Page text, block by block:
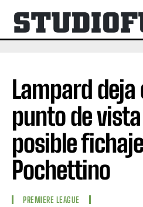
Lampard deja
punto de
posible
Pochettino
PREMIERE LEAGUE